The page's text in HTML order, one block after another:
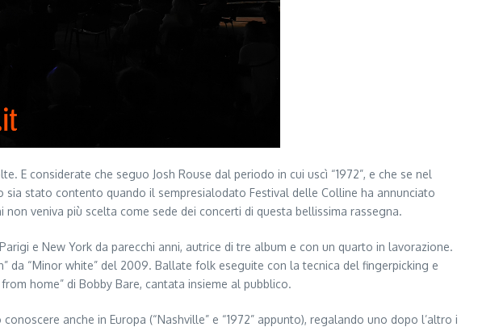
E considerate che seguo Josh Rouse dal periodo in cui uscì “1972”, e che se nel
stato contento quando il sempresialodato Festival delle Colline ha annunciato
veniva più scelta come sede dei concerti di questa bellissima rassegna.
e New York da parecchi anni, autrice di tre album e con un quarto in lavorazione.
da “Minor white” del 2009. Ballate folk eseguite con la tecnica del fingerpicking e
home” di Bobby Bare, cantata insieme al pubblico.
anche in Europa (“Nashville” e “1972” appunto), regalando uno dopo l’altro i